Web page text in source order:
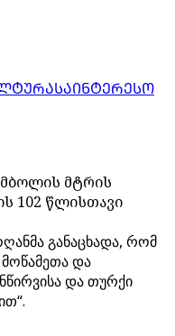
ᲡᲐᲘᲜᲢᲔᲠᲔᲡᲝ
მტრის
102 წლისთავი
განაცხადა, რომ
და
და თურქი